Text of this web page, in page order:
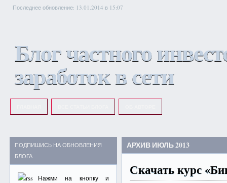
Последнее обновление: 13.01.2014 в 15:07
Блог частного
заработок в сети
ПОДПИШИСЬ НА ОБНОВЛЕНИЯ
БЛОГА
Нажми на кнопкуи
АРХИВ ИЮЛЬ 2013
Скачать курс